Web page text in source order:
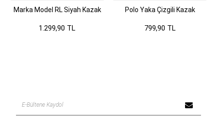
Marka Model RL Siyah Kazak
1.299,90 TL
Polo Yaka Çizgili Kazak
799,90 TL